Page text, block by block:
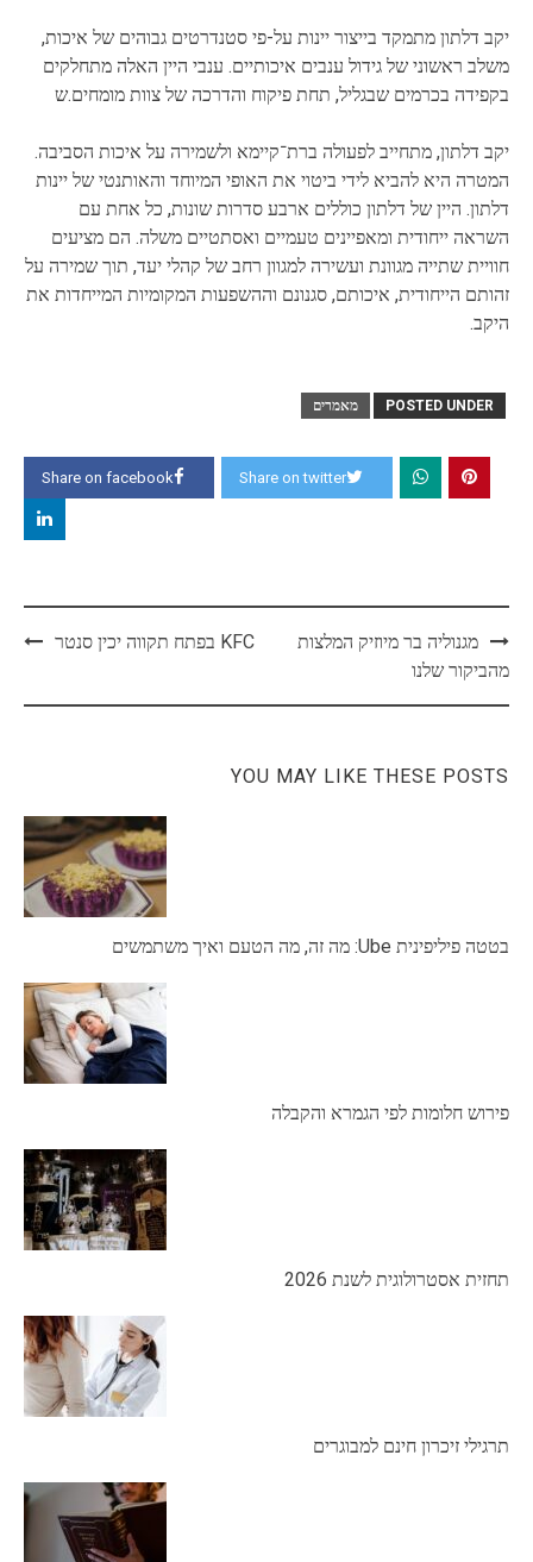
יקב דלתון מתמקד בייצור יינות על-פי סטנדרטים גבוהים של איכות,
משלב ראשוני של גידול ענבים איכותיים. ענבי היין האלה מתחלקים
בקפידה בכרמים שבגליל, תחת פיקוח והדרכה של צוות מומחים.ש
יקב דלתון, מתחייב לפעולה ברת־קיימא ולשמירה על איכות הסביבה.
המטרה היא להביא לידי ביטוי את האופי המיוחד והאותנטי של יינות
דלתון. היין של דלתון כוללים ארבע סדרות שונות, כל אחת עם
השראה ייחודית ומאפיינים טעמיים ואסתטיים משלה. הם מציעים
חוויית שתייה מגוונת ועשירה למגוון רחב של קהלי יעד, תוך שמירה על
זהותם הייחודית, איכותם, סגנונם וההשפעות המקומיות המייחדות את
היקב.
POSTED UNDER מאמרים
Share on facebook Share on twitter
Post
navigation
מגנוליה בר מיוזיק המלצות
מהביקור שלנו
KFC בפתח תקווה יכין סנטר
YOU MAY LIKE THESE POSTS
בטטה פיליפינית Ube: מה זה, מה הטעם ואיך משתמשים
פירוש חלומות לפי הגמרא והקבלה
תחזית אסטרולוגית לשנת 2026
תרגילי זיכרון חינם למבוגרים